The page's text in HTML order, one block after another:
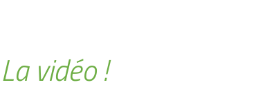
La vidéo !